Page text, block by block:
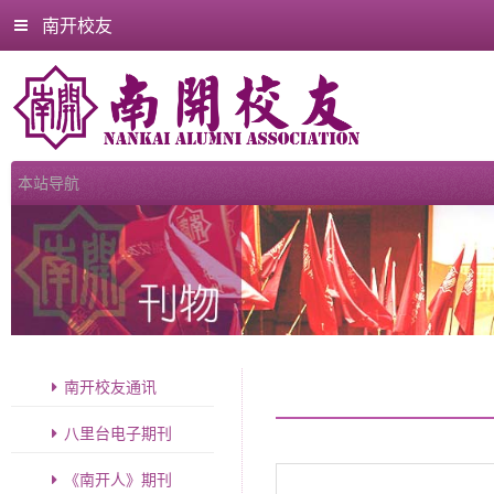
南开校友
南开校友通讯
八里台电子期刊
《南开人》期刊